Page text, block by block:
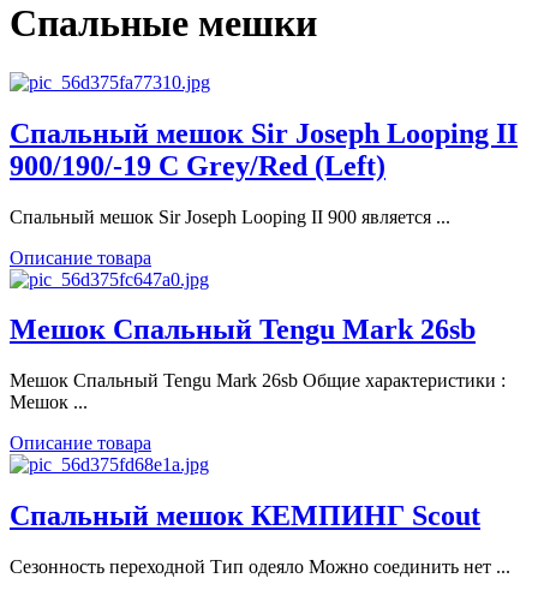
Спальные мешки
Спальный мешок Sir Joseph Looping II
900/190/-19 C Grey/Red (Left)
Спальный мешок Sir Joseph Looping II 900 является ...
Описание товара
Мешок Спальный Tengu Mark 26sb
Мешок Спальный Tengu Mark 26sb Общие характеристики :
Мешок ...
Описание товара
Спальный мешок КЕМПИНГ Scout
Сезонность переходной Тип одеяло Можно соединить нет ...